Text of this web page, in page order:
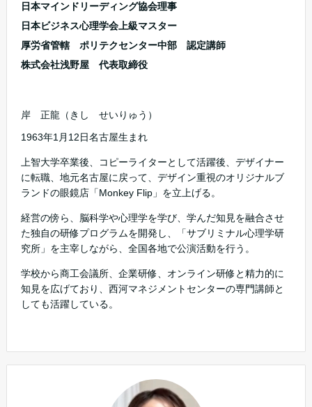
日本マインドリーディング協会理事
日本ビジネス心理学会上級マスター
厚労省管轄 ポリテクセンター中部 認定講師
株式会社浅野屋 代表取締役
岸 正龍（きし せいりゅう）
1963年1月12日名古屋生まれ
上智大学卒業後、コピーライターとして活躍後、デザイナー
に転職、地元名古屋に戻って、デザイン重視のオリジナルブ
ランドの眼鏡店「Monkey Flip」を立上げる。
経営の傍ら、脳科学や心理学を学び、学んだ知見を融合させ
た独自の研修プログラムを開発し、「サブリミナル心理学研
究所」を主宰しながら、全国各地で公演活動を行う。
学校から商工会議所、企業研修、オンライン研修と精力的に
知見を広げており、西河マネジメントセンターの専門講師と
しても活躍している。